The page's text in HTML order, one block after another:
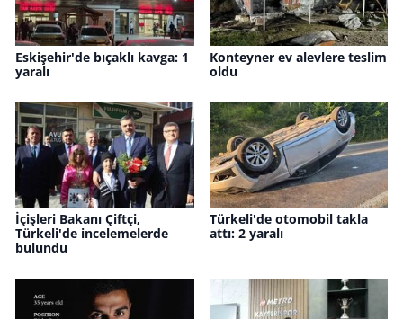
Eskişehir'de bıçaklı kavga: 1
yaralı
Konteyner ev alevlere teslim
oldu
İçişleri Bakanı Çiftçi,
Türkeli'de incelemelerde
bulundu
Türkeli'de otomobil takla
attı: 2 yaralı